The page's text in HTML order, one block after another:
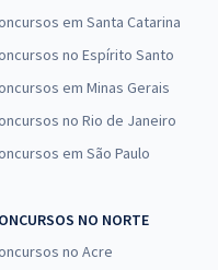
em Santa Catarina
no Espírito Santo
em Minas Gerais
no Rio de Janeiro
em São Paulo
NO NORTE
no Acre